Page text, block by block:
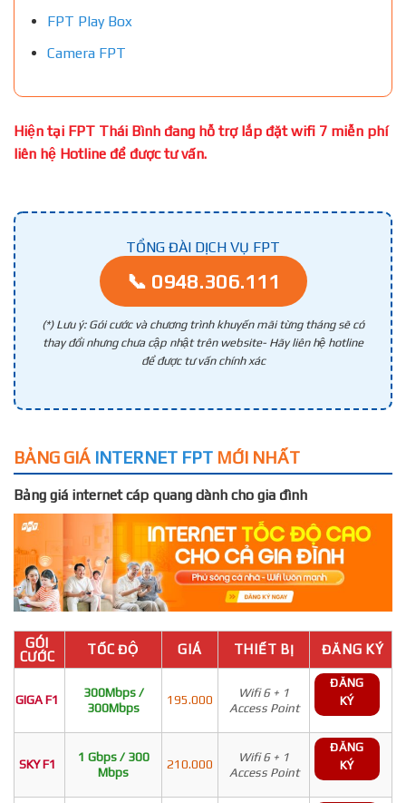
FPT Play Box
Camera FPT
Hiện tại FPT Thái Bình đang hỗ trợ lắp đặt wifi 7 miễn phí
liên hệ Hotline để được tư vấn.
TỔNG ĐÀI DỊCH VỤ FPT
📞 0948.306.111
(*) Lưu ý: Gói cước và chương trình khuyến mãi từng tháng sẽ có
thay đổi nhưng chưa cập nhật trên website- Hãy liên hệ hotline
để được tư vấn chính xác
BẢNG GIÁ INTERNET FPT MỚI NHẤT
Bảng giá internet cáp quang dành cho gia đình
GÓI
CƯỚC
TỐC ĐỘ GIÁ THIẾT BỊ ĐĂNG KÝ
GIGA F1
300Mbps /
300Mbps
195.000
Wifi 6 + 1
Access Point
ĐĂNG
KÝ
SKY F1
1 Gbps / 300
Mbps
210.000
Wifi 6 + 1
Access Point
ĐĂNG
KÝ